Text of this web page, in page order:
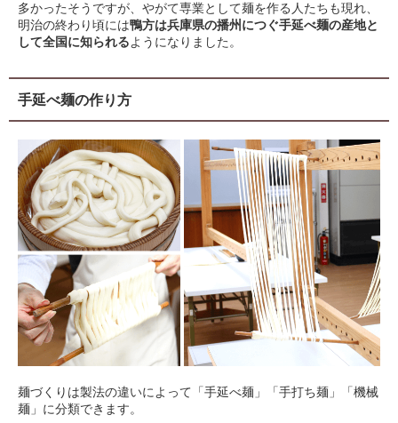
多かったそうですが、やがて専業として麺を作る人たちも現れ、
明治の終わり頃には鴨方は兵庫県の播州につぐ手延べ麺の産地と
して全国に知られるようになりました。
手延べ麺の作り方
麺づくりは製法の違いによって「手延べ麺」「手打ち麺」「機械
麺」に分類できます。